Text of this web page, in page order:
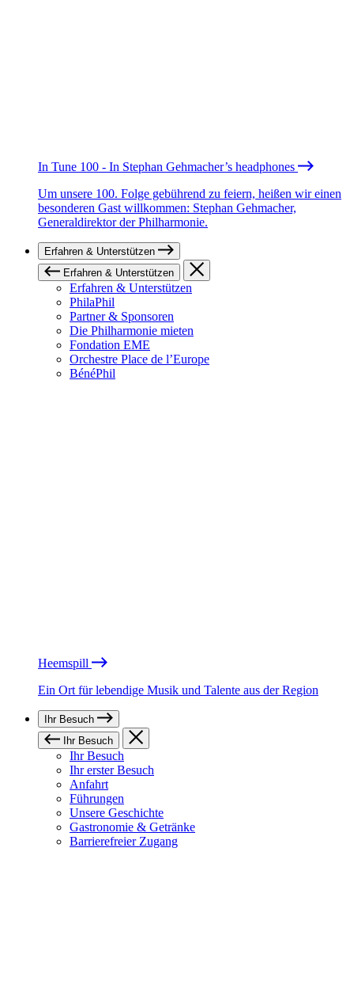
In Tune 100 - In Stephan Gehmacher’s headphones
Um unsere 100. Folge gebührend zu feiern, heißen wir einen
besonderen Gast willkommen: Stephan Gehmacher,
Generaldirektor der Philharmonie.
Erfahren & Unterstützen
Erfahren & Unterstützen
Erfahren & Unterstützen
PhilaPhil
Partner & Sponsoren
Die Philharmonie mieten
Fondation EME
Orchestre Place de l’Europe
BénéPhil
Heemspill
Ein Ort für lebendige Musik und Talente aus der Region
Ihr Besuch
Ihr Besuch
Ihr Besuch
Ihr erster Besuch
Anfahrt
Führungen
Unsere Geschichte
Gastronomie & Getränke
Barrierefreier Zugang